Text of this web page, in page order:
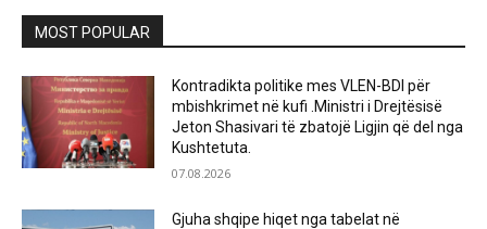
MOST POPULAR
Kontradikta politike mes VLEN-BDI për
mbishkrimet në kufi .Ministri i Drejtësisë
Jeton Shasivari të zbatojë Ligjin që del nga
Kushtetuta.
07.08.2026
Gjuha shqipe hiqet nga tabelat në